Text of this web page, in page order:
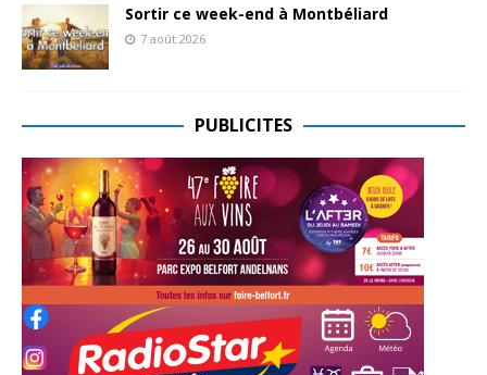
Sortir ce week-end à Montbéliard
7 août 2026
PUBLICITES